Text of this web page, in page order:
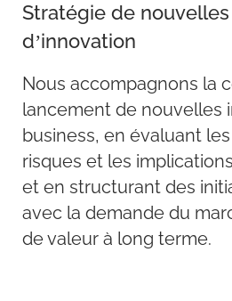
Stratégie de
d’innovation
Nous accompagnons la
lancement de nouvelles
business, en évaluant
risques et les
et en structurant des
avec la demande du
de valeur à long terme.